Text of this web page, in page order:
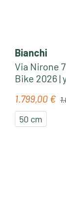
Bianchi
Via Nirone
Bike 2026 |
1.799,00 €
50 cm